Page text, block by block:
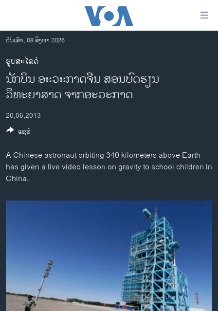
ເຂົ້າ
ຫາ
ຂ້າມ
ຂ້າມ
ຂ້າມ
ໄປ
ຫາ
ຊອກ
ລາວ
ອາເມຣິກາ
ຂ່າວ​ຈີນ
ເອເຊຍ
ອິດສະຫຼະພາບດ້ານການຂ່າວ
ສຽງ
ວັນເສົາ, 08 ສິງຫາ 2026
ຮູບສະໄລດ໌
ນັກບິນ ອະວະກາດຈີນ ສອນບົດຮຽນ
ວິທະຍາສາດ ຈາກອະວະກາດ
20,06,2013
A Chinese astronaut orbiting 340 kilometers above Earth
has given a live video lesson on gravity to school children in
China.
ແຊຣ໌